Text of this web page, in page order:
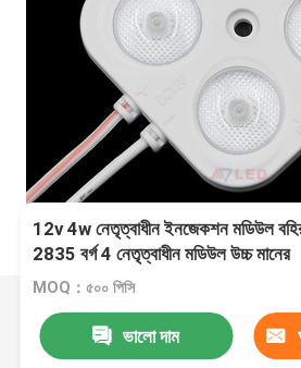
12v 4w নেতৃত্বাধীন ইনজেকশন মডিউল
2835 বর্গ 4 নেতৃত্বাধীন মডিউল উচ্চ মানের
MOQ：৫০০ পিসি
ভালো দাম